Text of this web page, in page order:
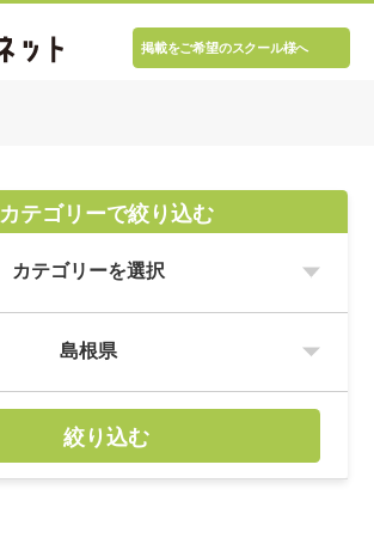
掲載をご希望のスクール様へ
カテゴリーで絞り込む
絞り込む